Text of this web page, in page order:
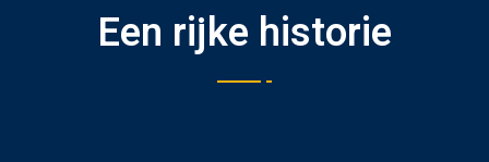
Een rijke historie